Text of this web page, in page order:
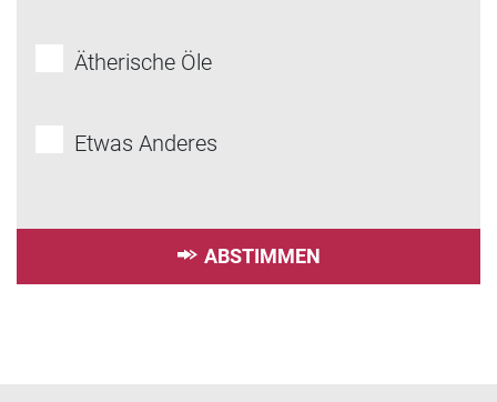
Ätherische Öle
Etwas Anderes
ABSTIMMEN